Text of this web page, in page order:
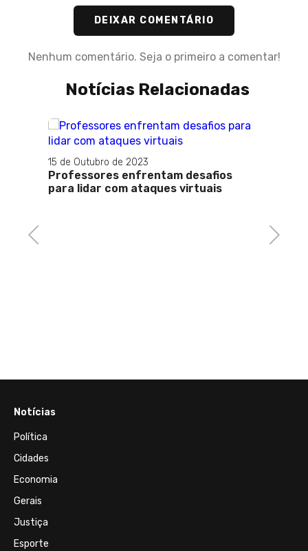
DEIXAR COMENTÁRIO
Nenhum comentário. Seja o primeiro a comentar!
Notícias Relacionadas
Previous
15 de Outubro de 2023
Professores enfrentam desafios
para lidar com ataques virtuais
Next
Notícias
Política
Cidades
Economia
Gerais
Justiça
Esporte